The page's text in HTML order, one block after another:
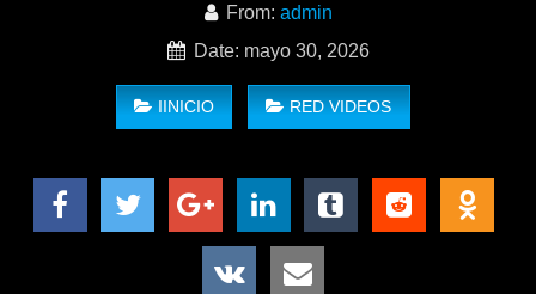
From: admin
Date: mayo 30, 2026
IINICIO RED VIDEOS